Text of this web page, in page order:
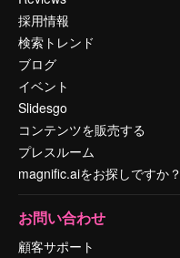
採用情報
検索トレンド
ブログ
イベント
Slidesgo
コンテンツを販売する
プレスルーム
magnific.aiをお探しですか？
お問い合わせ
顧客サポート